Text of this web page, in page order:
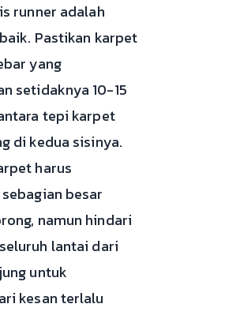
runner adalah
Pastikan karpet
yang
setidaknya 10-15
tepi karpet
di kedua sisinya.
harus
besar
namun hindari
lantai dari
untuk
kesan terlalu